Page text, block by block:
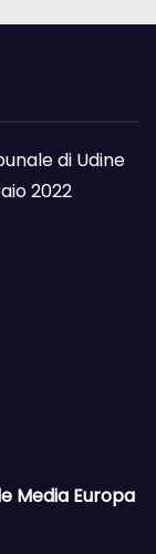
di Udine
2022
Media Europa